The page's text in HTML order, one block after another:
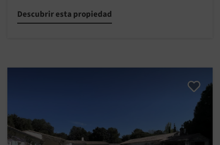
Descubrir esta propiedad